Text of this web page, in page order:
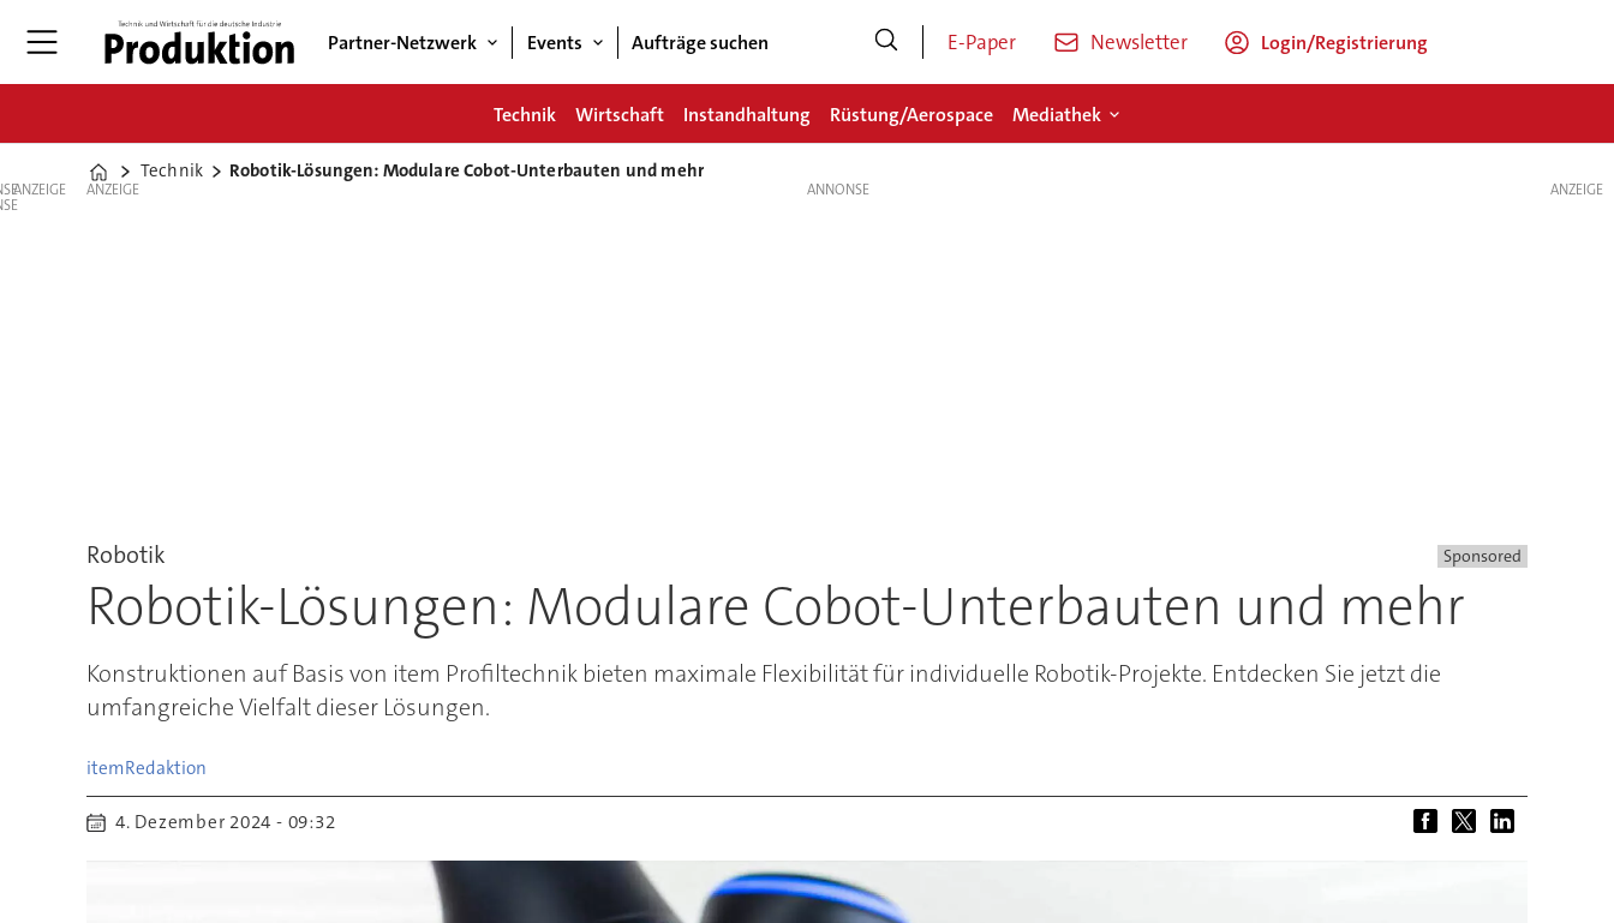
Partner-Netzwerk Events Aufträge suchen E-Paper Newsletter Login/Registrierung
Technik Wirtschaft Instandhaltung Rüstung/Aerospace Mediathek
Home
Technik Robotik-Lösungen: Modulare Cobot-Unterbauten und mehr
ANZEIGE ANZEIGE
Robotik Sponsored
Robotik-Lösungen: Modulare Cobot-Unterbauten und mehr
Konstruktionen auf Basis von item Profiltechnik bieten maximale Flexibilität für individuelle Robotik-Projekte. Entdecken Sie jetzt die
umfangreiche Vielfalt dieser Lösungen.
itemRedaktion
4. Dezember 2024 - 09:32
ANZEIGE